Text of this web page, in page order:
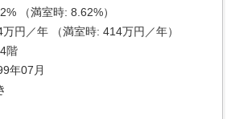
（満室時: 8.62%）
円／年 （満室時: 414万円／年）
階
年07月